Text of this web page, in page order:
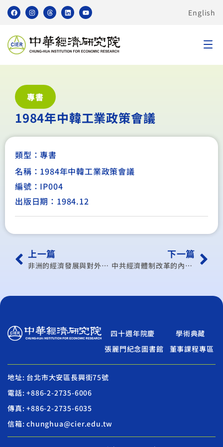
English
專書
1984年中韓工業政策會議
類型：專書
名稱：1984年中韓工業政策會議
編號：IP004
出版日期：1984.12
上一篇
非洲的經濟發展與對外貿易
下一篇
中共經濟體制改革的內涵與評估（1979～1984）
四十週年院慶
學術典藏
張麗門紀念圖書館
董事課程專區
地址: 台北市大安區長興街75號
電話: +886-2-2735-6006
傳真: +886-2-2735-6035
信箱: chunghua@cier.edu.tw